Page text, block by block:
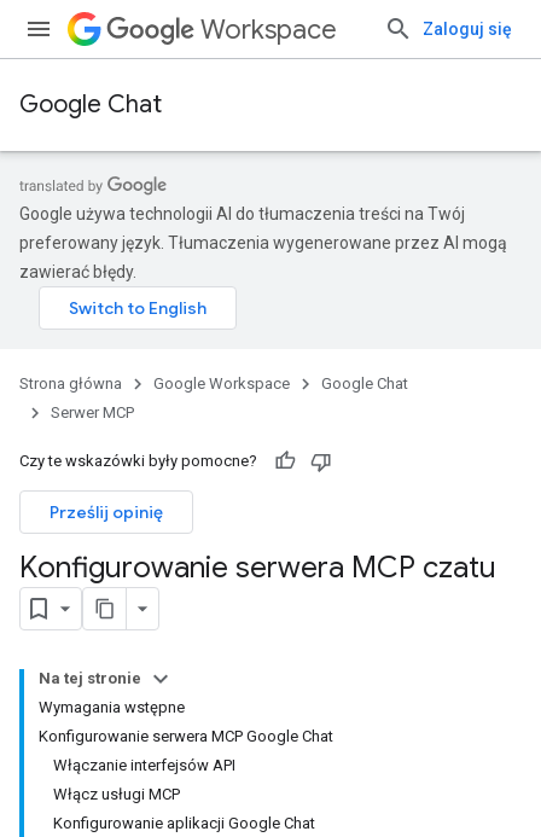
Workspace Zaloguj się
Google Chat
Google używa technologii AI do tłumaczenia treści na Twój
preferowany język. Tłumaczenia wygenerowane przez AI mogą
zawierać błędy.
Strona główna Google Workspace
Google Chat
Serwer MCP
Czy te wskazówki były pomocne?
Prześlij opinię
Konfigurowanie serwera MCP czatu
Na tej stronie
Wymagania wstępne
Konfigurowanie serwera MCP Google Chat
Włączanie interfejsów API
Włącz usługi MCP
Konfigurowanie aplikacji Google Chat